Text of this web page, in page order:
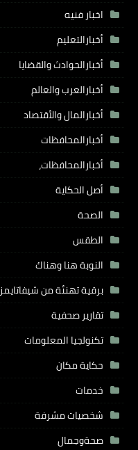
اخبار فنيه
أخبارالتعليم
أخبارالحوادث والقضايا
أخبارالعرب والعالم
أخبارالمال والأقتصاد
أخبارالمحافظات
أخبارالمحافظات،
أصل الحكاية
الصحة
الطقس
النوبة هنا وهناك
برقية تهنئة من شيفاتايمز
تقارير صحفية
تكنولجيا المعلومات
حكاية مكان
خدمات
شخصيات مشرفة
صحةوجمال